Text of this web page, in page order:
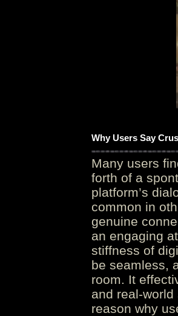
Why Users Say
Many users
forth of a
platform’s
common in
genuine
an engaging
stiffness of
be seamless,
room. It
and real-
reason why